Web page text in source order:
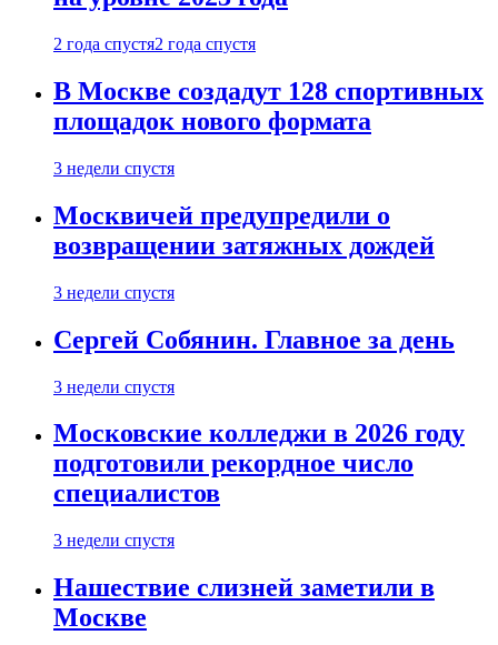
2 года спустя2 года спустя
В Москве создадут 128 спортивных
площадок нового формата
3 недели спустя
Москвичей предупредили о
возвращении затяжных дождей
3 недели спустя
Сергей Собянин. Главное за день
3 недели спустя
Московские колледжи в 2026 году
подготовили рекордное число
специалистов
3 недели спустя
Нашествие слизней заметили в
Москве